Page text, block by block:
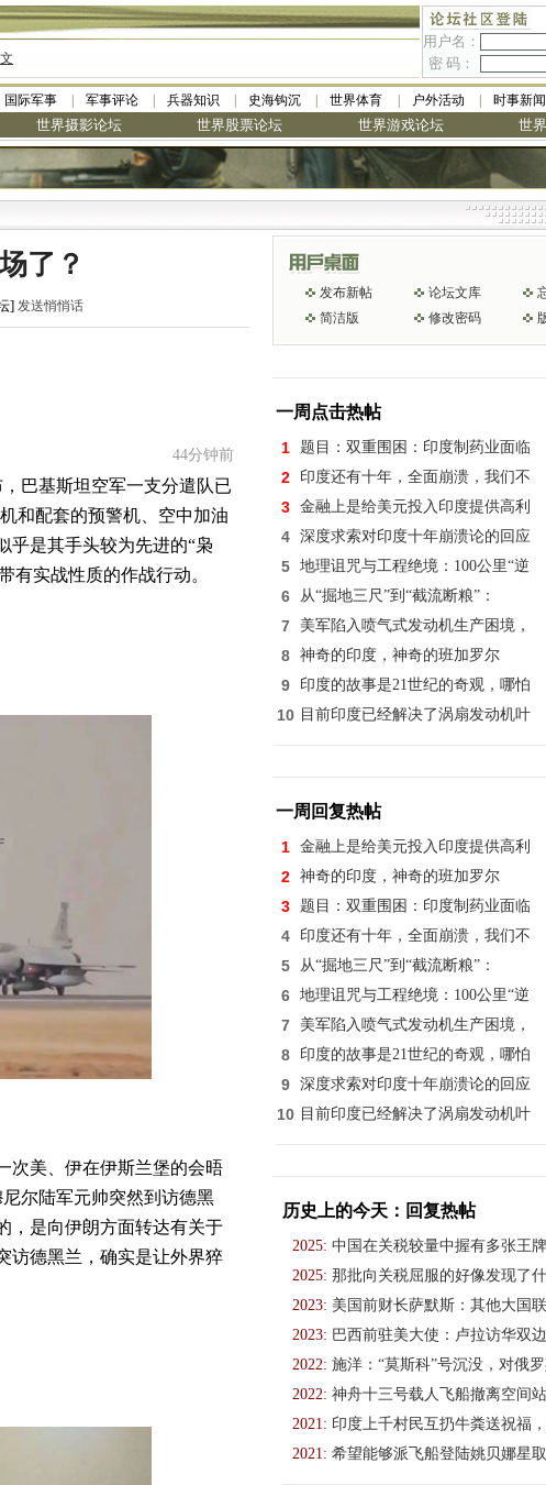
用户名：
密 码：
国际军事 军事评论 兵器知识 史海钩沉 世界体育 户外活动 时事新闻
世界摄影论坛 世界股票论坛 世界游戏论坛 世
了？
] 发送悄悄话
44分钟前
巴基斯坦空军一支分遣队已
和配套的预警机、空中加油
乎是其手头较为先进的“枭
有实战性质的作战行动。
次美、伊在伊斯兰堡的会晤
尔陆军元帅突然到访德黑
，是向伊朗方面转达有关于
访德黑兰，确实是让外界猝
发布新帖 论坛文库
简洁版
修改密码
一周点击热帖
1 题目：双重围困：印度制药业面临
2 印度还有十年，全面崩溃，我们不
3 金融上是给美元投入印度提供高利
4 深度求索对印度十年崩溃论的回应
5 地理诅咒与工程绝境：100公里“逆
6 从“掘地三尺”到“截流断粮”：
7 美军陷入喷气式发动机生产困境，
8 神奇的印度，神奇的班加罗尔
9 印度的故事是21世纪的奇观，哪怕
10 目前印度已经解决了涡扇发动机叶
一周回复热帖
1 金融上是给美元投入印度提供高利
2 神奇的印度，神奇的班加罗尔
3 题目：双重围困：印度制药业面临
4 印度还有十年，全面崩溃，我们不
5 从“掘地三尺”到“截流断粮”：
6 地理诅咒与工程绝境：100公里“逆
7 美军陷入喷气式发动机生产困境，
8 印度的故事是21世纪的奇观，哪怕
9 深度求索对印度十年崩溃论的回应
10 目前印度已经解决了涡扇发动机叶
历史上的今天：回复热帖
2025: 中国在关税较量中握有多张王牌
2025: 那批向关税屈服的好像发现了
2023: 美国前财长萨默斯：其他大国
2023: 巴西前驻美大使：卢拉访华双
2022: 施洋：“莫斯科”号沉没，对俄
2022: 神舟十三号载人飞船撤离空间
2021: 印度上千村民互扔牛粪送祝福
2021: 希望能够派飞船登陆姚贝娜星